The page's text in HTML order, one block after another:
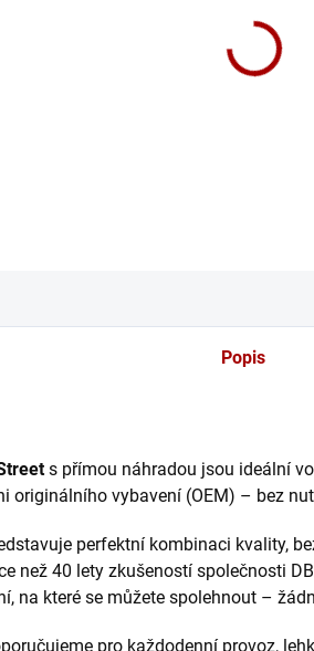
Popis
s přímou náhradou jsou ideální
originálního vybavení (OEM) – bez
perfektní kombinaci kvality,
než 40 lety zkušeností společnosti
na které se můžete spolehnout –
pro každodenní provoz,